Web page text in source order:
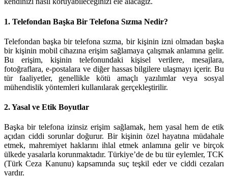
1. Telefondan Başka Bir Telefona Sızma Nedir?
Telefondan başka bir telefona sızma, bir kişinin izni olmadan başka
bir kişinin mobil cihazına erişim sağlamaya çalışmak anlamına gelir.
Bu erişim, kişinin telefonundaki kişisel verilere, mesajlara,
fotoğraflara, e-postalara ve diğer hassas bilgilere ulaşmayı içerir. Bu
tür faaliyetler, genellikle kötü amaçlı yazılımlar veya sosyal
mühendislik yöntemleri kullanılarak gerçekleştirilir.
2. Yasal ve Etik Boyutlar
Başka bir telefona izinsiz erişim sağlamak, hem yasal hem de etik
açıdan ciddi sorunlar doğurur. Bir kişinin özel hayatına müdahale
etmek, mahremiyet haklarını ihlal etmek anlamına gelir ve birçok
ülkede yasalarla korunmaktadır. Türkiye’de de bu tür eylemler, TCK
(Türk Ceza Kanunu) kapsamında suç teşkil eder ve ciddi cezaları
vardır.